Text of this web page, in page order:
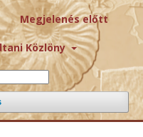
Megjelenés előtt
Közlöny